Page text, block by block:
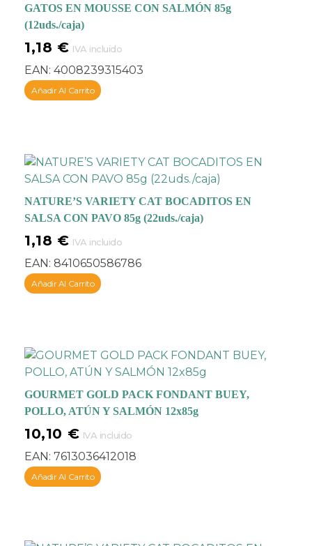
GATOS EN MOUSSE CON SALMÓN 85g
(12uds./caja)
1,18 € IVA incluido
EAN: 4008239315403
Añadir Al Carrito
NATURE’S VARIETY CAT BOCADITOS EN
SALSA CON PAVO 85g (22uds./caja)
1,18 € IVA incluido
EAN: 8410650586786
Añadir Al Carrito
GOURMET GOLD PACK FONDANT BUEY,
POLLO, ATÚN Y SALMÓN 12x85g
10,10 € IVA incluido
EAN: 7613036412018
Añadir Al Carrito